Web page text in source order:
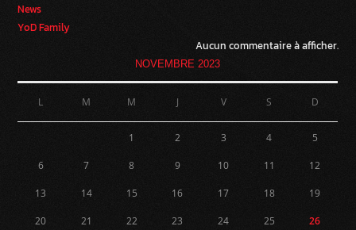
News
YoD Family
Aucun commentaire à afficher.
NOVEMBRE 2023
L M M J V S D
1 2 3 4 5
6 7 8 9 10 11 12
13 14 15 16 17 18 19
20 21 22 23 24 25 26